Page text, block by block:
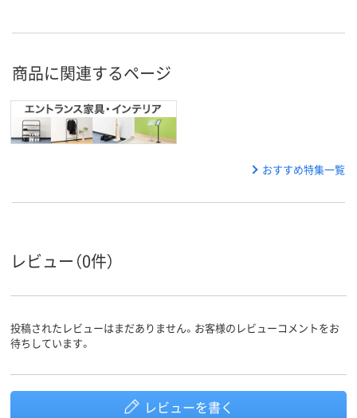
商品に関連するページ
おすすめ特集一覧
レビュー（0件）
投稿されたレビューはまだありません。お客様のレビューコメントをお
待ちしています。
レビューを書く